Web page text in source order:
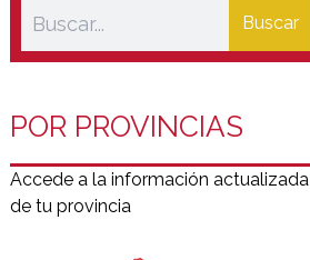
Buscar
POR PROVINCIAS
Accede a la información actualizada
de tu provincia